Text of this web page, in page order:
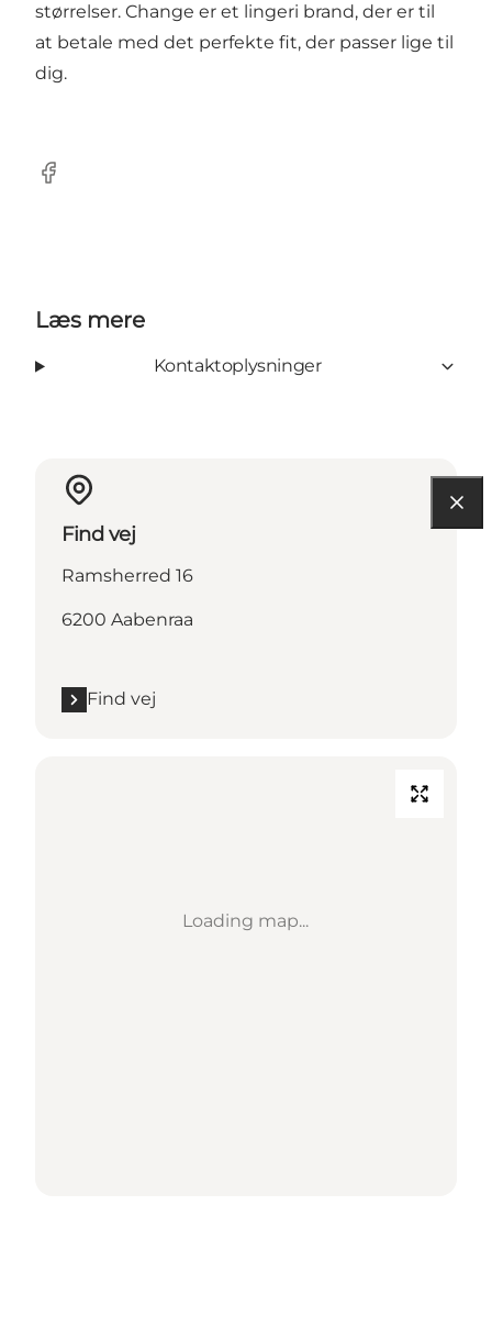
størrelser. Change er et lingeri brand, der er til
at betale med det perfekte fit, der passer lige til
dig.
Facebook
Læs mere
Kontaktoplysninger
Find vej
Ramsherred 16
6200 Aabenraa
Find vej
Loading map...